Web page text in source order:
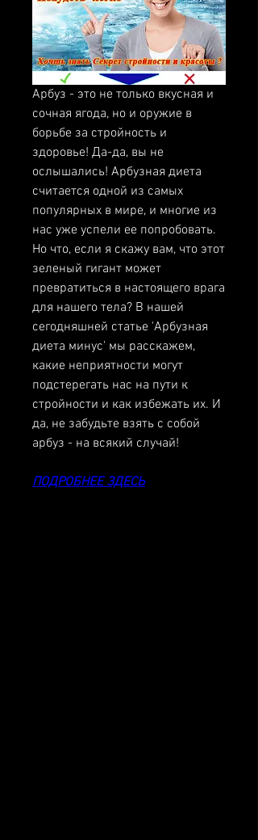
Арбуз - это не только вкусная и
сочная ягода, но и оружие в
борьбе за стройность и
здоровье! Да-да, вы не
ослышались! Арбузная диета
считается одной из самых
популярных в мире, и многие из
нас уже успели ее попробовать.
Но что, если я скажу вам, что этот
зеленый гигант может
превратиться в настоящего врага
для нашего тела? В нашей
сегодняшней статье 'Арбузная
диета минус' мы расскажем,
какие неприятности могут
подстерегать нас на пути к
стройности и как избежать их. И
да, не забудьте взять с собой
арбуз - на всякий случай!
ПОДРОБНЕЕ ЗДЕСЬ